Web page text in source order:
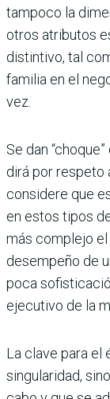
tampoco la
otros atributos
distintivo, tal
familia en el
vez.
Se dan
dirá por respeto
considere que
en estos tipos
más complejo
desempeño de
poca
ejecutivo de la
La clave para el
singularidad,